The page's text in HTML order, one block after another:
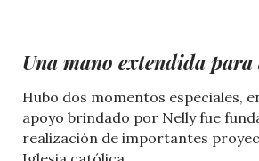
Una mano extendida
Hubo dos momentos especiales,
apoyo brindado por Nelly fue
realización de importantes